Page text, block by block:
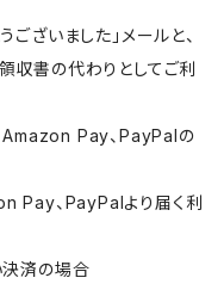
ざいました」メールと、
収書の代わりとしてご利
Amazon Pay、PayPalの
Pay、PayPalより届く利
決済の場合